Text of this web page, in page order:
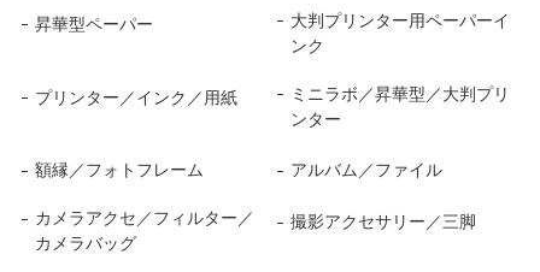
昇華型ペーパー
大判プリンター用ペーパーイ
ンク
プリンター／インク／用紙
ミニラボ／昇華型／大判プリ
ンター
額縁／フォトフレーム アルバム／ファイル
カメラアクセ／フィルター／
カメラバッグ
撮影アクセサリー／三脚